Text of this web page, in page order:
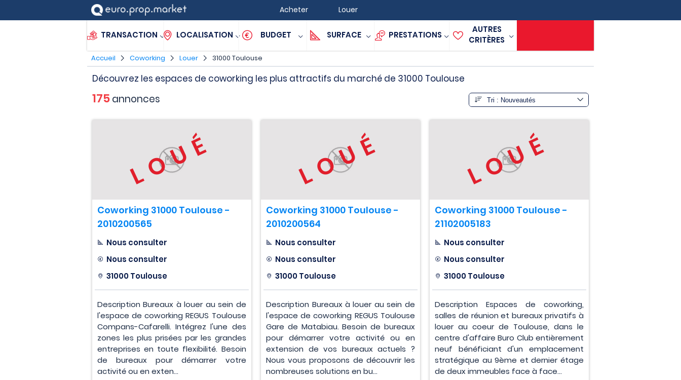
Acheter Louer
TRANSACTION LOCALISATION BUDGET SURFACE PRESTATIONS
AUTRES
CRITÈRES
Accueil Coworking Louer 31000 Toulouse
Découvrez les espaces de coworking les plus attractifs du marché de 31000 Toulouse
175annonces
LOUÉ
Coworking 31000 Toulouse -
2010200565
Nous consulter
Nous consulter
31000 Toulouse
Description Bureaux à louer au sein de
l'espace de coworking REGUS Toulouse
Compans-Cafarelli. Intégrez l'une des
zones les plus prisées par les grandes
entreprises en toute flexibilité. Besoin
de bureaux pour démarrer votre
activité ou en exten...
LOUÉ
Coworking 31000 Toulouse -
2010200564
Nous consulter
Nous consulter
31000 Toulouse
Description Bureaux à louer au sein de
l'espace de coworking REGUS Toulouse
Gare de Matabiau. Besoin de bureaux
pour démarrer votre activité ou en
extension de vos bureaux actuels ?
Nous vous proposons de découvrir les
nombreuses solutions en bu...
LOUÉ
Coworking 31000 Toulouse -
21102005183
Nous consulter
Nous consulter
31000 Toulouse
Description Espaces de coworking,
salles de réunion et bureaux privatifs à
louer au coeur de Toulouse, dans le
centre d'affaire Buro Club entièrement
neuf bénéficiant d'un emplacement
stratégique au 9ème et dernier étage
de deux immeubles face à face...